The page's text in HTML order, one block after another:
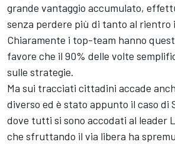
grande vantaggio accumulato,
senza perdere più di tanto al rientro
Chiaramente i top-team hanno
favore che il 90% delle volte
sulle strategie.
Ma sui tracciati cittadini accade
diverso ed è stato appunto il caso di
dove tutti si sono accodati al leader
che sfruttando il via libera ha